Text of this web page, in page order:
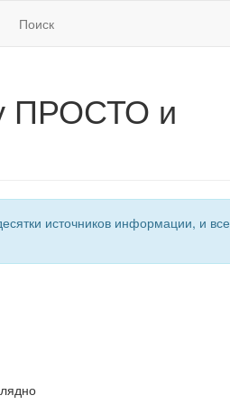
Поиск
ПРОСТО и
источников информации, и все